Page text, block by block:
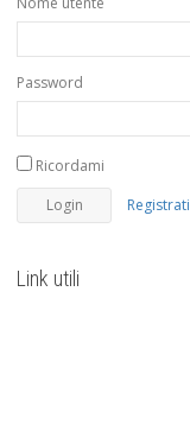
Password
Ricordami
Registrati
Link utili